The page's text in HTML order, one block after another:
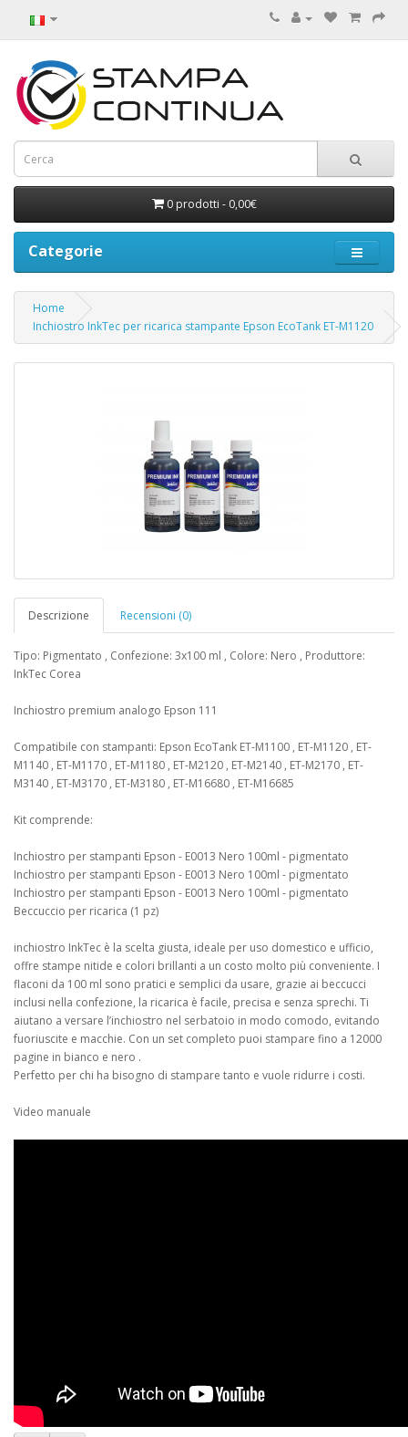
0 prodotti - 0,00€
Categorie
Home
Inchiostro InkTec per ricarica stampante Epson EcoTank ET-M1120
Descrizione Recensioni (0)
Tipo: Pigmentato , Confezione: 3x100 ml , Colore: Nero , Produttore:
InkTec Corea
Inchiostro premium analogo Epson 111
Compatibile con stampanti: Epson EcoTank ET-M1100 , ET-M1120 , ET-
M1140 , ET-M1170 , ET-M1180 , ET-M2120 , ET-M2140 , ET-M2170 , ET-
M3140 , ET-M3170 , ET-M3180 , ET-M16680 , ET-M16685
Kit comprende:
Inchiostro per stampanti Epson - E0013 Nero 100ml - pigmentato
Inchiostro per stampanti Epson - E0013 Nero 100ml - pigmentato
Inchiostro per stampanti Epson - E0013 Nero 100ml - pigmentato
Beccuccio per ricarica (1 pz)
inchiostro InkTec è la scelta giusta, ideale per uso domestico e ufficio,
offre stampe nitide e colori brillanti a un costo molto più conveniente. I
flaconi da 100 ml sono pratici e semplici da usare, grazie ai beccucci
inclusi nella confezione, la ricarica è facile, precisa e senza sprechi. Ti
aiutano a versare l’inchiostro nel serbatoio in modo comodo, evitando
fuoriuscite e macchie. Con un set completo puoi stampare fino a 12000
pagine in bianco e nero .
Perfetto per chi ha bisogno di stampare tanto e vuole ridurre i costi.
Video manuale